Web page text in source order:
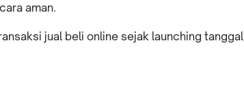
aman.
jual beli online sejak launching tanggal